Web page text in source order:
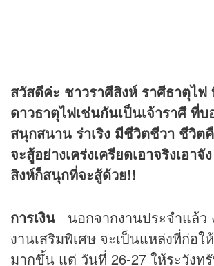
สวัสดีค่ะ ชาวราศีสิงห์ ราศีธาตุไ
ดาวธาตุไฟเช่นกันเป็นเจ้าราศี ที่บ
สนุกสนาน ร่าเริง มีชีวิตชีวา ชีวิต
จะสู้อย่างเคร่งเครียดเอาจริงเอา
สิงห์ก็สนุกที่จะสู้ด้วย!!
การเงิน นอกจากงานประจำแล้ว
งานเสริมพิเศษ จะเป็นแหล่งที่ก่อใ
มากขึ้น แต่ วันที่ 26-27 ให้ระวังท